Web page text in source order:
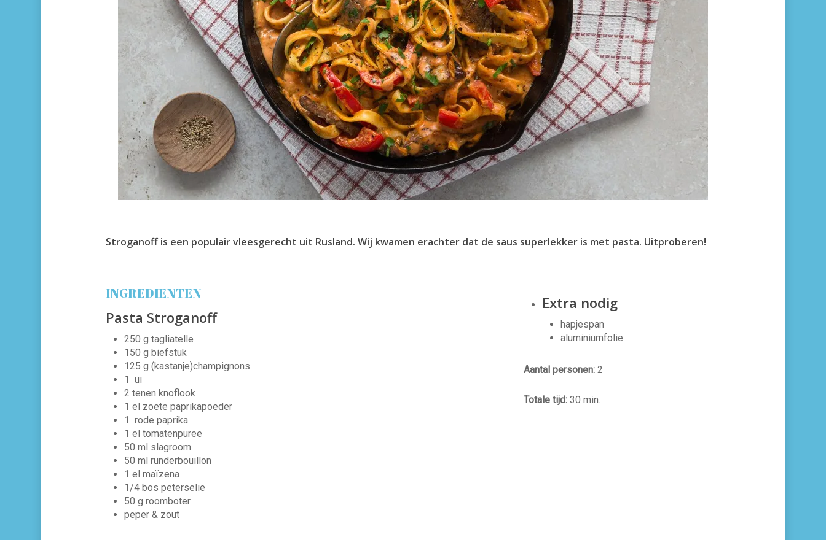
Stroganoff is een populair vleesgerecht uit Rusland. Wij kwamen erachter dat de saus superlekker is met pasta. Uitproberen!
INGREDIENTEN
Pasta Stroganoff
250 g tagliatelle
150 g biefstuk
125 g (kastanje)champignons
1 ui
2 tenen knoflook
1 el zoete paprikapoeder
1 rode paprika
1 el tomatenpuree
50 ml slagroom
50 ml runderbouillon
1 el maïzena
1/4 bos peterselie
50 g roomboter
peper & zout
Extra nodig
hapjespan
aluminiumfolie
Aantal personen: 2
Totale tijd: 30 min.